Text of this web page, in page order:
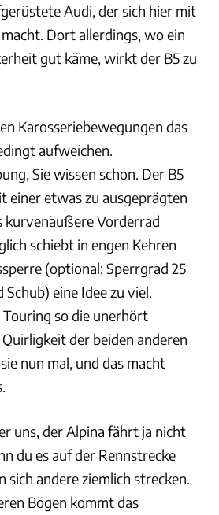
Audi, der sich hier mit
Dort allerdings, wo ein
gut käme, wirkt der B5 zu
Karosseriebewegungen das
aufweichen.
Sie wissen schon. Der B5
einer etwas zu ausgeprägten
kurvenäußere Vorderrad
schiebt in engen Kehren
(optional; Sperrgrad 25
eine Idee zu viel.
Touring so die unerhört
der beiden anderen
nun mal, und das macht
uns, der Alpina fährt ja nicht
du es auf der Rennstrecke
sich andere ziemlich strecken.
Bögen kommt das